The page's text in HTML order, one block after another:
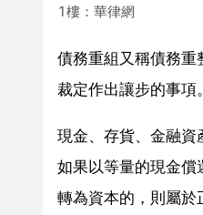
1樓：華律網
債務重組又稱債務重
裁定作出讓步的事項
現金、存貨、金融資
如果以等量的現金
轉為資本的，則屬於